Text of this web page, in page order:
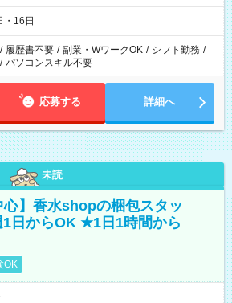
・16日
/ 履歴書不要 / 副業・WワークOK / シフト勤務 /
/ パソコンスキル不要
応募する 詳細へ
未読
心】香水shopの梱包スタッ
日からOK ★1日1時間から
OK